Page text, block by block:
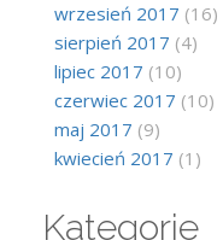
wrzesień 2017 (16)
sierpień 2017 (4)
lipiec 2017 (10)
czerwiec 2017 (10)
maj 2017 (9)
kwiecień 2017 (1)
Kategorie